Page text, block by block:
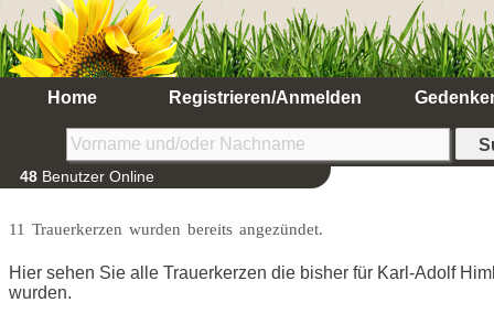
Home Registrieren/Anmelden
48 Benutzer Online
11 Trauerkerzen wurden bereits angezündet.
Hier sehen Sie alle Trauerkerzen die bisher für Karl-Adolf
wurden.